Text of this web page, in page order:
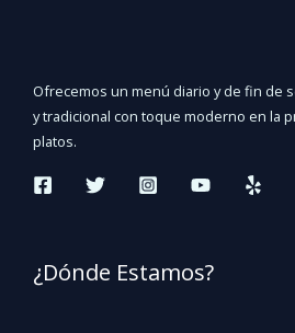
Ofrecemos un menú diario y de fin de
y tradicional con toque moderno en la
platos.
¿Dónde Estamos?